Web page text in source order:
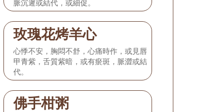
脈沉遲或結代，或細促。
玫瑰花烤羊心
心悸不安，胸悶不舒，心痛時作，或見唇
甲青紫，舌質紫暗，或有瘀斑，脈澀或結
代。
佛手柑粥